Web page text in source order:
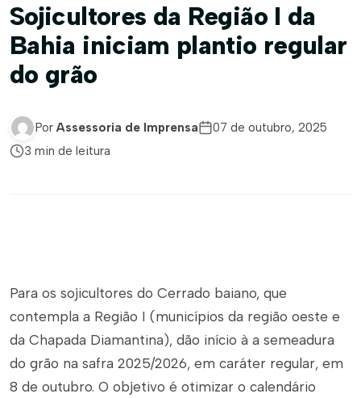
Sojicultores da Região I da
Bahia iniciam plantio regular
do grão
Por Assessoria de Imprensa
07 de outubro, 2025
3 min de leitura
Para os sojicultores do Cerrado baiano, que
contempla a Região I (municípios da região oeste e
da Chapada Diamantina), dão início à a semeadura
do grão na safra 2025/2026, em caráter regular, em
8 de outubro. O objetivo é otimizar o calendário